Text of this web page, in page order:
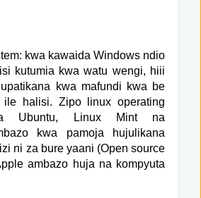
kwa kawaida Windows ndio
kutumia kwa watu wengi, hiii
kwa mafundi kwa be
halisi. Zipo linux operating
Ubuntu, Linux Mint na
kwa pamoja hujulikana
ni za bure yaani (Open source
ambazo huja na kompyuta